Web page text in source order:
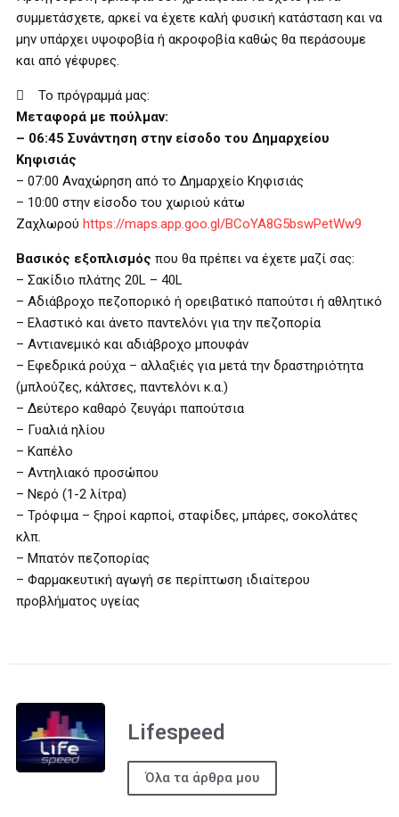
συμμετάσχετε, αρκεί να έχετε καλή φυσική κατάσταση και να
μην υπάρχει υψοφοβία ή ακροφοβία καθώς θα περάσουμε
και από γέφυρες.
 Το πρόγραμμά μας:
Μεταφορά με πούλμαν:
– 06:45 Συνάντηση στην είσοδο του Δημαρχείου
Κηφισιάς
– 07:00 Αναχώρηση από το Δημαρχείο Κηφισιάς
– 10:00 στην είσοδο του χωριού κάτω
Ζαχλωρού https://maps.app.goo.gl/BCoYA8G5bswPetWw9
Βασικός εξοπλισμός που θα πρέπει να έχετε μαζί σας:
– Σακίδιο πλάτης 20L – 40L
– Αδιάβροχο πεζοπορικό ή ορειβατικό παπούτσι ή αθλητικό
– Ελαστικό και άνετο παντελόνι για την πεζοπορία
– Αντιανεμικό και αδιάβροχο μπουφάν
– Εφεδρικά ρούχα – αλλαξιές για μετά την δραστηριότητα
(μπλούζες, κάλτσες, παντελόνι κ.α.)
– Δεύτερο καθαρό ζευγάρι παπούτσια
– Γυαλιά ηλίου
– Καπέλο
– Αντηλιακό προσώπου
– Νερό (1-2 λίτρα)
– Τρόφιμα – ξηροί καρποί, σταφίδες, μπάρες, σοκολάτες
κλπ.
– Μπατόν πεζοπορίας
– Φαρμακευτική αγωγή σε περίπτωση ιδιαίτερου
προβλήματος υγείας
Lifespeed
Όλα τα άρθρα μου